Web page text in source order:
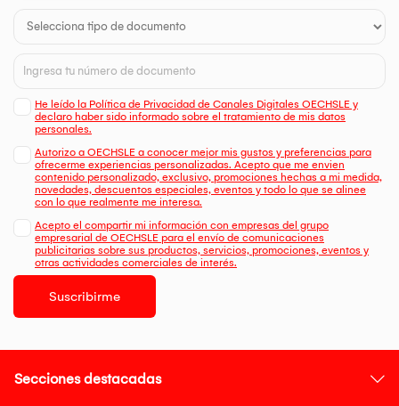
He leído la Política de Privacidad de Canales Digitales OECHSLE y
declaro haber sido informado sobre el tratamiento de mis datos
personales.
Autorizo a OECHSLE a conocer mejor mis gustos y preferencias para
ofrecerme experiencias personalizadas. Acepto que me envien
contenido personalizado, exclusivo, promociones hechas a mi medida,
novedades, descuentos especiales, eventos y todo lo que se alinee
con lo que realmente me interesa.
Acepto el compartir mi información con empresas del grupo
empresarial de OECHSLE para el envío de comunicaciones
publicitarias sobre sus productos, servicios, promociones, eventos y
otras actividades comerciales de interés.
Suscribirme
Secciones destacadas